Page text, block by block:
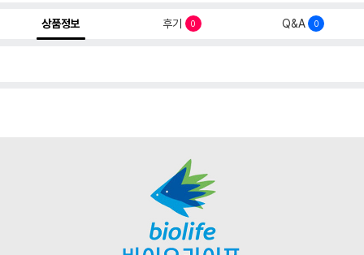
상품정보 후기 0 Q&A 0